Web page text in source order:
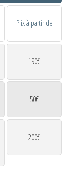
Prix à partir de
190€
50€
200€